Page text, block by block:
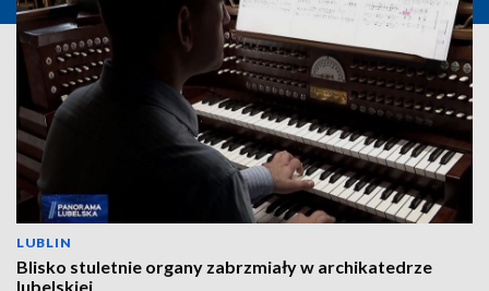
LUBLIN
Blisko stuletnie organy zabrzmiały w archikatedrze
lubelskiej